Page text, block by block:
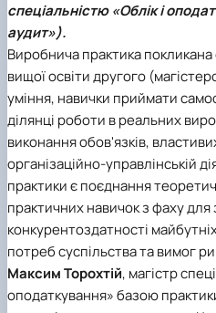
Іноземні
Їдальні та
Центр
Рада
Стартап
Методичні
Патентно-
ЦКНО
медицина»
Обладнання
Біоетична комісія
Досліднику
Звіт про
Наукові
Наукові
Пам'ятка
заходів
Порядок
проведення
Результати
Монографії
Наука для бізнесу
Каталог
«SEB-2024»
«SEB-2025»
Наглядова
Благодійний
2020»
Історія
Звіт ректора
Пам'яті
Почесні
Пресслужба
Вибори
Програма
ініціатива –
Доступ до
Офіційна символіка
Антикорупційні
виявлення
Положення
Методичні
Гендерна радниця
Контактна
спеціальністю «Облік і
аудит»).
Виробнича практика
вищої освіти другого
уміння, навички приймати
ділянці роботи в реальних
виконання обов'язків,
організаційно-управлінській
практики є поєднання
практичних навичок з фаху
конкурентоздатності
потреб суспільства та вимог
Максим Торохтій, магістр
оподаткування» базою